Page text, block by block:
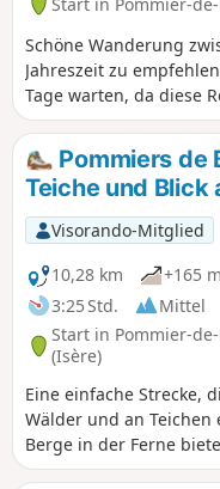
Schöne Wanderung
Jahreszeit zu
Tage warten, da diese
durchquert. Obwohl
und Beaurepaire
des Suzon das sehr
Zivilisation in der Natur
8,2 km, siehe praktische
(SES), DIE MEINE
Fotos hochladen und
angeben.
Pommiers de
Teiche und Blick
Visorando-Mitglied
10,28 km
+165 m
3:25 Std.
Mittel
Start in Pommier-
(Isère)
Eine einfache Strecke,
Wälder und an
Berge in der Ferne
Panoramablick im Dorf